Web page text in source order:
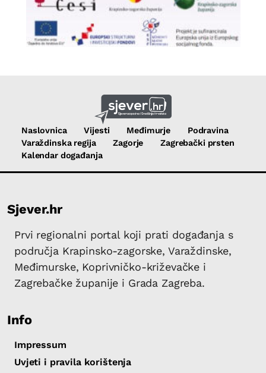
Naslovnica Vijesti Međimurje
Podravina
Varaždinska regija
Zagorje
Zagrebački prsten
Kalendar događanja
Sjever.hr
Prvi regionalni portal koji prati događanja s
područja Krapinsko-zagorske, Varaždinske,
Međimurske, Koprivničko-križevačke i
Zagrebačke županije i Grada Zagreba.
Info
Impressum
Uvjeti i pravila korištenja